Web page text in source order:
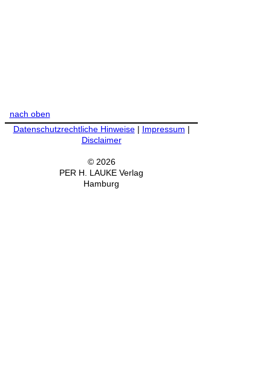
nach oben
Datenschutzrechtliche Hinweise| Impressum |
Disclaimer
© 2026
PER H. LAUKE Verlag
Hamburg